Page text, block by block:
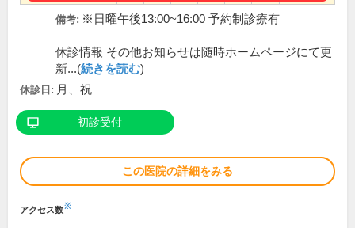
備考: ※日曜午後13:00~16:00 予約制診療有
休診情報 その他お知らせは随時ホームページにて更
新...(続きを読む)
休診日: 月、祝
初診受付
この医院の詳細をみる
アクセス数※